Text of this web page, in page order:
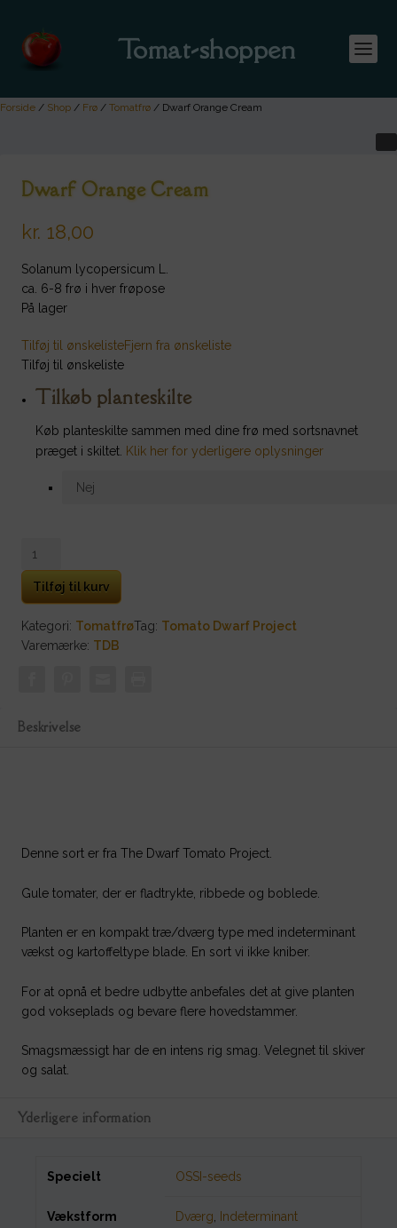
Tomat-shoppen
Forside / Shop / Frø / Tomatfrø / Dwarf Orange Cream
Dwarf Orange Cream
kr. 18,00
Solanum lycopersicum L.
ca. 6-8 frø i hver frøpose
På lager
Tilføj til ønskelisteFjern fra ønskeliste
Tilføj til ønskeliste
Tilkøb planteskilte
Køb planteskilte sammen med dine frø med sortsnavnet
præget i skiltet. Klik her for yderligere oplysninger
Cream
antal
Tilføj til kurv
Kategori: TomatfrøTag: Tomato Dwarf Project
Varemærke: TDB
Beskrivelse
Denne sort er fra The Dwarf Tomato Project.
Gule tomater, der er fladtrykte, ribbede og boblede.
Planten er en kompakt træ/dværg type med indeterminant
vækst og kartoffeltype blade. En sort vi ikke kniber.
For at opnå et bedre udbytte anbefales det at give planten
god vokseplads og bevare flere hovedstammer.
Smagsmæssigt har de en intens rig smag. Velegnet til skiver
og salat.
Yderligere information
Specielt OSSI-seeds
Vækstform Dværg Indeterminant